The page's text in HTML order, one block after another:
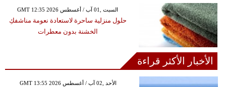
GMT 12:35 2026 السبت ,01 آب / أغسطس
حلول منزلية ساحرة لاستعادة نعومة مناشفكِ
الخشنة بدون معطرات
الأخبار الأكثر قراءة
GMT 13:55 2026 الأحد ,02 آب / أغسطس